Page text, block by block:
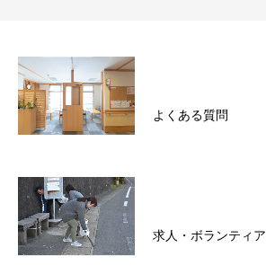
よくある質問
求人・ボランティア